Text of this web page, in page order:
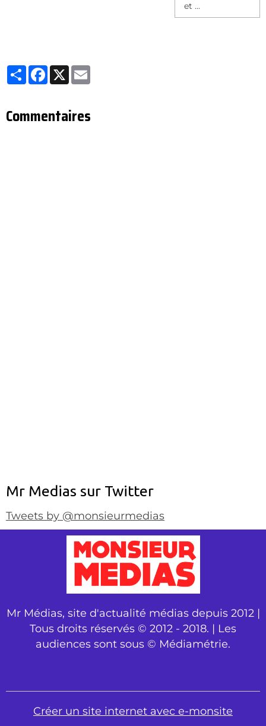
et ...
Partager
Facebook
X
Commentaires
Mr Medias sur Twitter
Tweets by @monsieurmedias
Mr Médias, site d'actualité médias depuis 2012 |
Tous droits réservés © 2012 - 2018. | Les
audiences sont sous © Médiamétrie.
Créer un site internet avec e-monsite